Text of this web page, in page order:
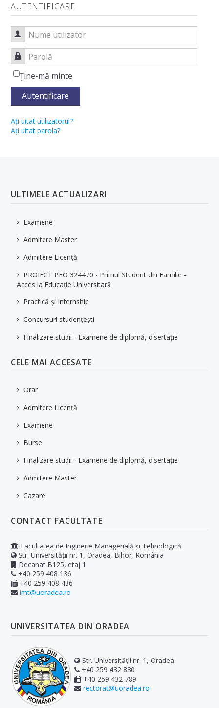
Statut
Activități
Contact
PROGRAME DE STUDII
Oferta Educațională
Planuri de învățământ
CURRICULA pentru anul universitar 2025-2026
Orar
Examene
Informații utile
Reglementări
Lista cadrelor didactice și a îndrumătorilor de ani
Formulare/cereri
Burse
Finalizare studii - Examene de diplomă, disertație
Cazare
Taxe
Tabere studențești
Practică & Internship
OTL și CFR
Alumni
Instalare Office365 UO
CERCETARE
Conferințe - Publicații
Proiecte de cercetare
Centre de cercetare
Conferințe externe
EVENIMENTE
AUTENTIFICARE
Nume utilizator
Parolă
Ţine-mă minte
Autentificare
Aţi uitat utilizatorul?
Aţi uitat parola?
ULTIMELE ACTUALIZARI
Examene
Admitere Master
Admitere Licență
PROIECT PEO 324470 - Primul Student din Familie -
Acces la Educaţie Universitară
Practică și Internship
Concursuri studențești
Finalizare studii - Examene de diplomă, disertație
CELE MAI ACCESATE
Orar
Admitere Licență
Examene
Burse
Finalizare studii - Examene de diplomă, disertație
Admitere Master
Cazare
CONTACT FACULTATE
Facultatea de Inginerie Managerială și Tehnologică
Str. Universității nr. 1, Oradea, Bihor, România
Decanat B125, etaj 1
+40 259 408 136
+40 259 408 436
imt@uoradea.ro
UNIVERSITATEA DIN ORADEA
Str. Universității nr. 1, Oradea
+40 259 432 830
+40 259 432 789
rectorat@uoradea.ro